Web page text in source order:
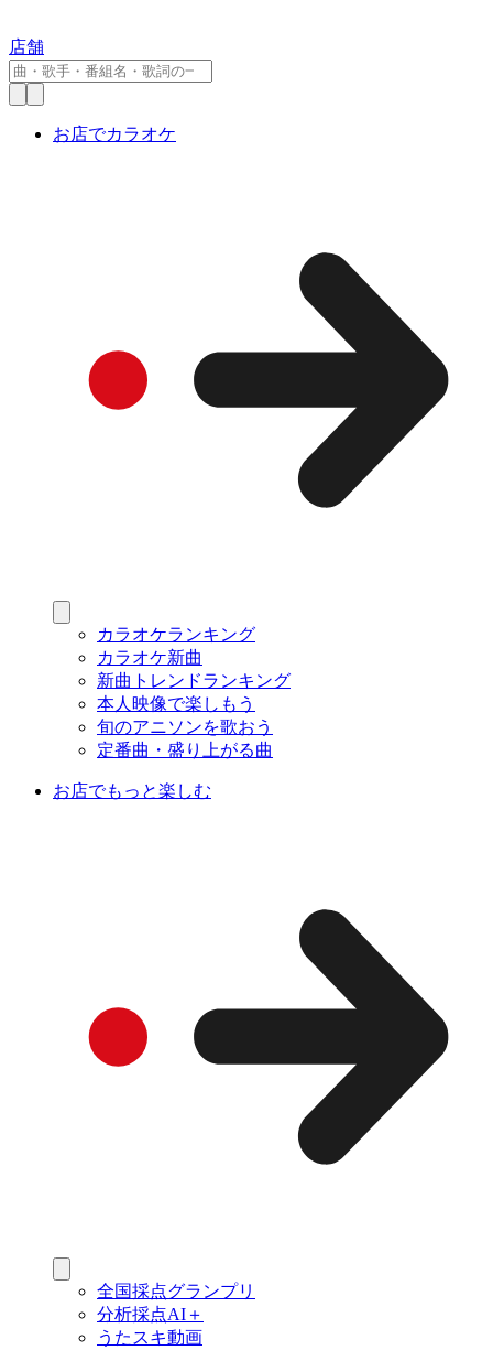
店舗
お店でカラオケ
カラオケランキング
カラオケ新曲
新曲トレンドランキング
本人映像で楽しもう
旬のアニソンを歌おう
定番曲・盛り上がる曲
お店でもっと楽しむ
全国採点グランプリ
分析採点AI＋
うたスキ動画